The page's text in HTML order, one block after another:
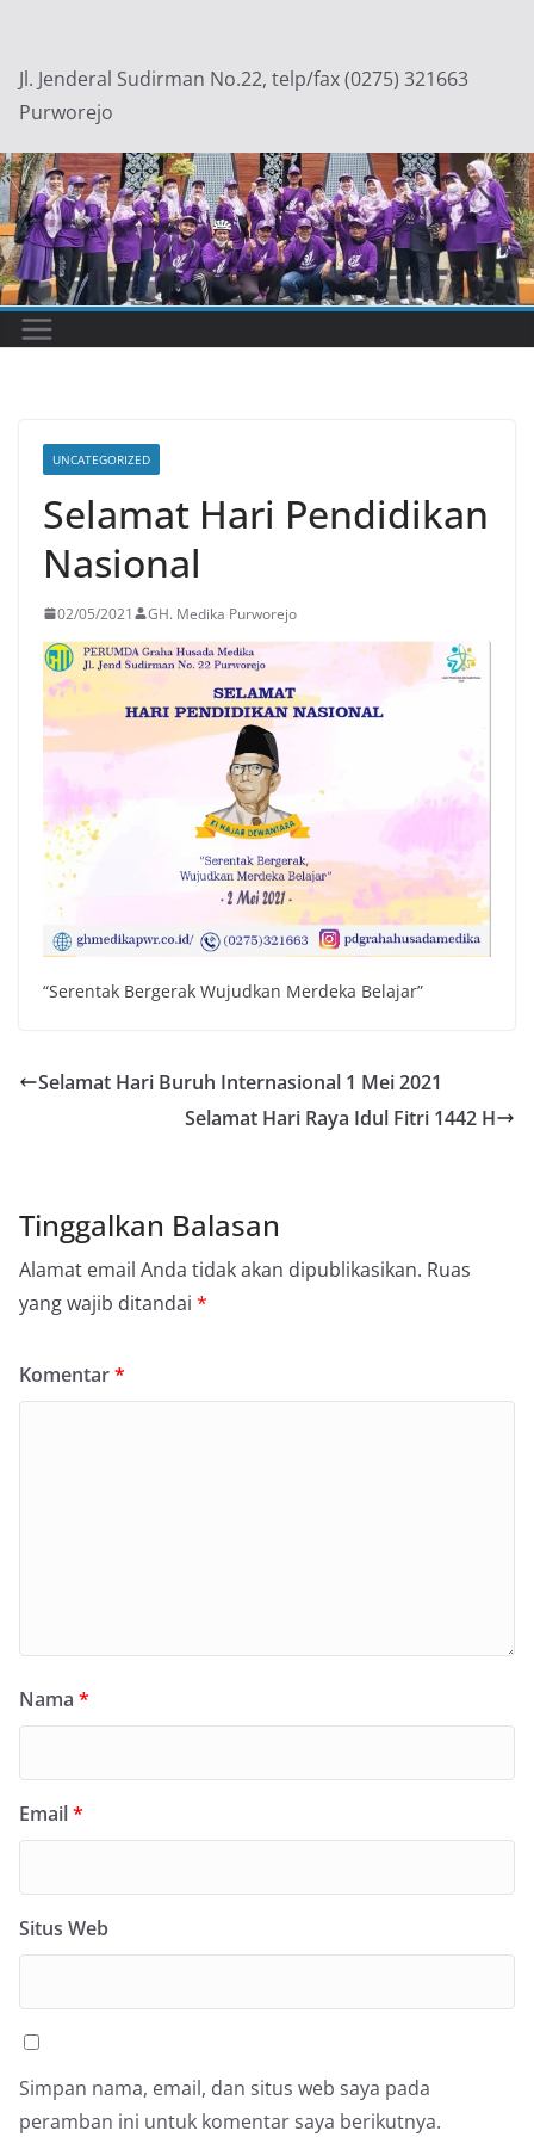
content
Jl. Jenderal Sudirman No.22, telp/fax (0275) 321663
Purworejo
UNCATEGORIZED
Selamat Hari Pendidikan
Nasional
02/05/2021 GH. Medika Purworejo
“Serentak Bergerak Wujudkan Merdeka Belajar”
Selamat Hari Buruh Internasional 1 Mei 2021
Selamat Hari Raya Idul Fitri 1442 H
Tinggalkan Balasan
Alamat email Anda tidak akan dipublikasikan. Ruas
yang wajib ditandai *
Komentar*
Nama *
Email*
Situs Web
Simpan nama, email, dan situs web saya pada
peramban ini untuk komentar saya berikutnya.